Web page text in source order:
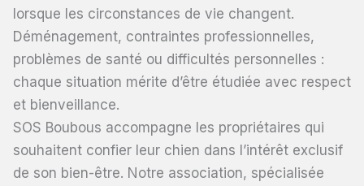
lorsque les circonstances de vie changent.
Déménagement, contraintes professionnelles,
problèmes de santé ou difficultés personnelles :
chaque situation mérite d’être étudiée avec respect
et bienveillance.
SOS Boubous accompagne les propriétaires qui
souhaitent confier leur chien dans l’intérêt exclusif
de son bien-être. Notre association, spécialisée